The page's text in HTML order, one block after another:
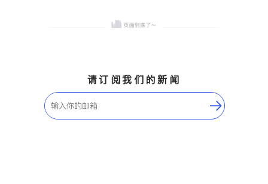
请订阅我们的新闻